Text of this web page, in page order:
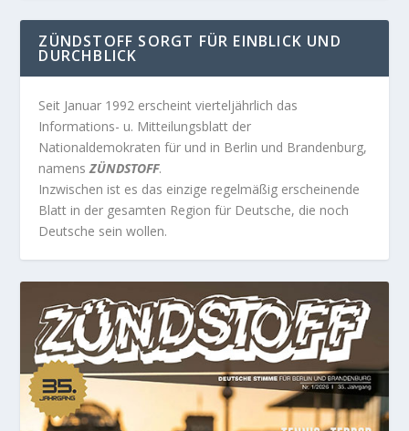
ZÜNDSTOFF SORGT FÜR EINBLICK UND
DURCHBLICK
Seit Januar 1992 erscheint vierteljährlich das
Informations- u. Mitteilungsblatt der
Nationaldemokraten für und in Berlin und Brandenburg,
namensZÜNDSTOFF.
Inzwischen ist es das einzige regelmäßig erscheinende
Blatt in der gesamten Region für Deutsche, die noch
Deutsche sein wollen.